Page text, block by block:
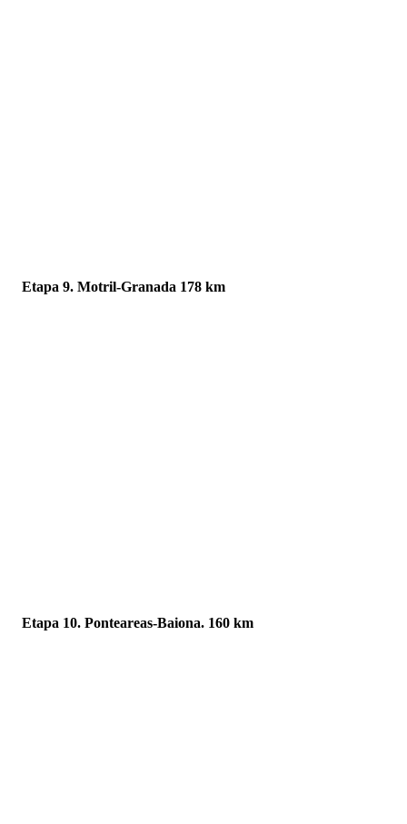
Etapa 9. Motril-Granada 178 km
Etapa 10. Ponteareas-Baiona. 160 km